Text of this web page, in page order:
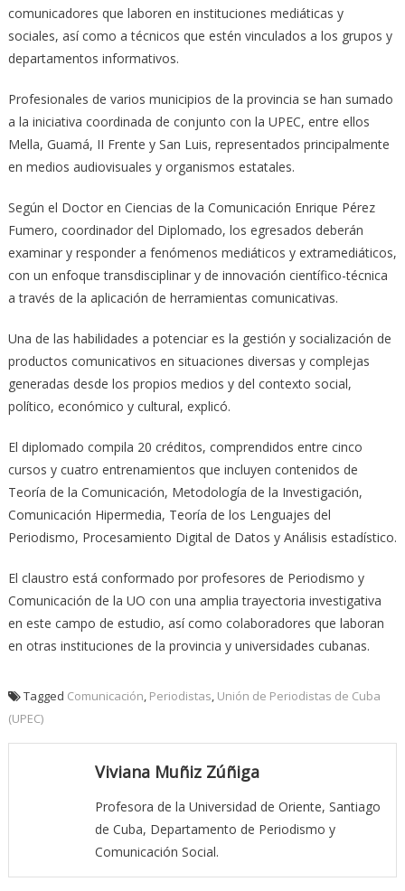
comunicadores que laboren en instituciones mediáticas y
sociales, así como a técnicos que estén vinculados a los grupos y
departamentos informativos.
Profesionales de varios municipios de la provincia se han sumado
a la iniciativa coordinada de conjunto con la UPEC, entre ellos
Mella, Guamá, II Frente y San Luis, representados principalmente
en medios audiovisuales y organismos estatales.
Según el Doctor en Ciencias de la Comunicación Enrique Pérez
Fumero, coordinador del Diplomado, los egresados deberán
examinar y responder a fenómenos mediáticos y extramediáticos,
con un enfoque transdisciplinar y de innovación científico-técnica
a través de la aplicación de herramientas comunicativas.
Una de las habilidades a potenciar es la gestión y socialización de
productos comunicativos en situaciones diversas y complejas
generadas desde los propios medios y del contexto social,
político, económico y cultural, explicó.
El diplomado compila 20 créditos, comprendidos entre cinco
cursos y cuatro entrenamientos que incluyen contenidos de
Teoría de la Comunicación, Metodología de la Investigación,
Comunicación Hipermedia, Teoría de los Lenguajes del
Periodismo, Procesamiento Digital de Datos y Análisis estadístico.
El claustro está conformado por profesores de Periodismo y
Comunicación de la UO con una amplia trayectoria investigativa
en este campo de estudio, así como colaboradores que laboran
en otras instituciones de la provincia y universidades cubanas.
Tagged Comunicación, Periodistas, Unión de Periodistas de Cuba
(UPEC)
Viviana Muñiz Zúñiga
Profesora de la Universidad de Oriente, Santiago
de Cuba, Departamento de Periodismo y
Comunicación Social.